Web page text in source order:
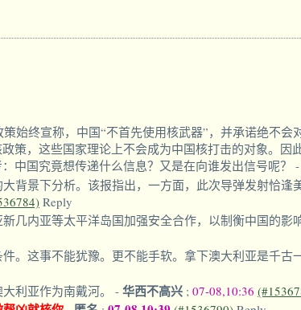
始终宣称，中国“不首先使用核武器”，并承诺绝不
策，这些国家理论上不会成为中国核打击的对象。
中国究竟想传递什么信息？又是在向谁发出信号呢？ -
背景下分析。该报指出，一方面，此次导弹发射恰
Reply
几内亚等太平洋岛国加强安全合作，以制衡中国的
。这事不能犹豫。更不能手软。拿下澳大利亚是千
利亚作为南戴河。 - 华西不高兴 ; 07-08,10:36